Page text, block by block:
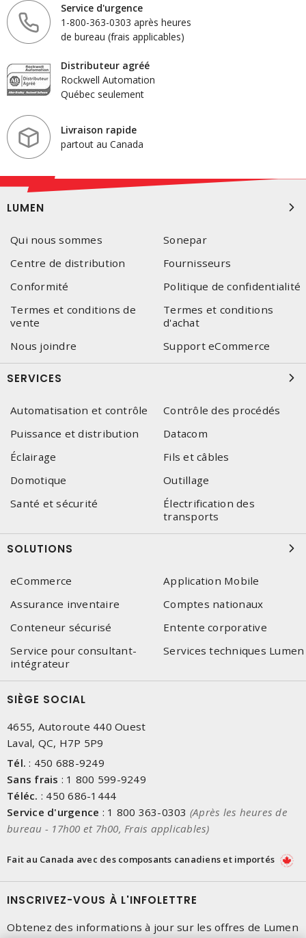
Service d'urgence
1-800-363-0303 après heures
de bureau (frais applicables)
Distributeur agréé
Rockwell Automation
Québec seulement
Livraison rapide
partout au Canada
LUMEN
Qui nous sommes
Sonepar
Centre de distribution
Fournisseurs
Conformité
Politique de confidentialité
Termes et conditions de
vente
Termes et conditions
d'achat
Nous joindre
Support eCommerce
SERVICES
Automatisation et contrôle
Contrôle des procédés
Puissance et distribution
Datacom
Éclairage
Fils et câbles
Domotique
Outillage
Santé et sécurité
Électrification des
transports
SOLUTIONS
eCommerce
Application Mobile
Assurance inventaire
Comptes nationaux
Conteneur sécurisé
Entente corporative
Service pour consultant-
intégrateur
Services techniques Lumen
SIÈGE SOCIAL
4655, Autoroute 440 Ouest
Laval, QC, H7P 5P9
Tél. : 450 688-9249
Sans frais : 1 800 599-9249
Téléc. : 450 686-1444
Service d'urgence : 1 800 363-0303 (Après les heures de
bureau - 17h00 et 7h00, Frais applicables)
Fait au Canada avec des composants canadiens et importés
INSCRIVEZ-VOUS À L'INFOLETTRE
Obtenez des informations à jour sur les offres de Lumen